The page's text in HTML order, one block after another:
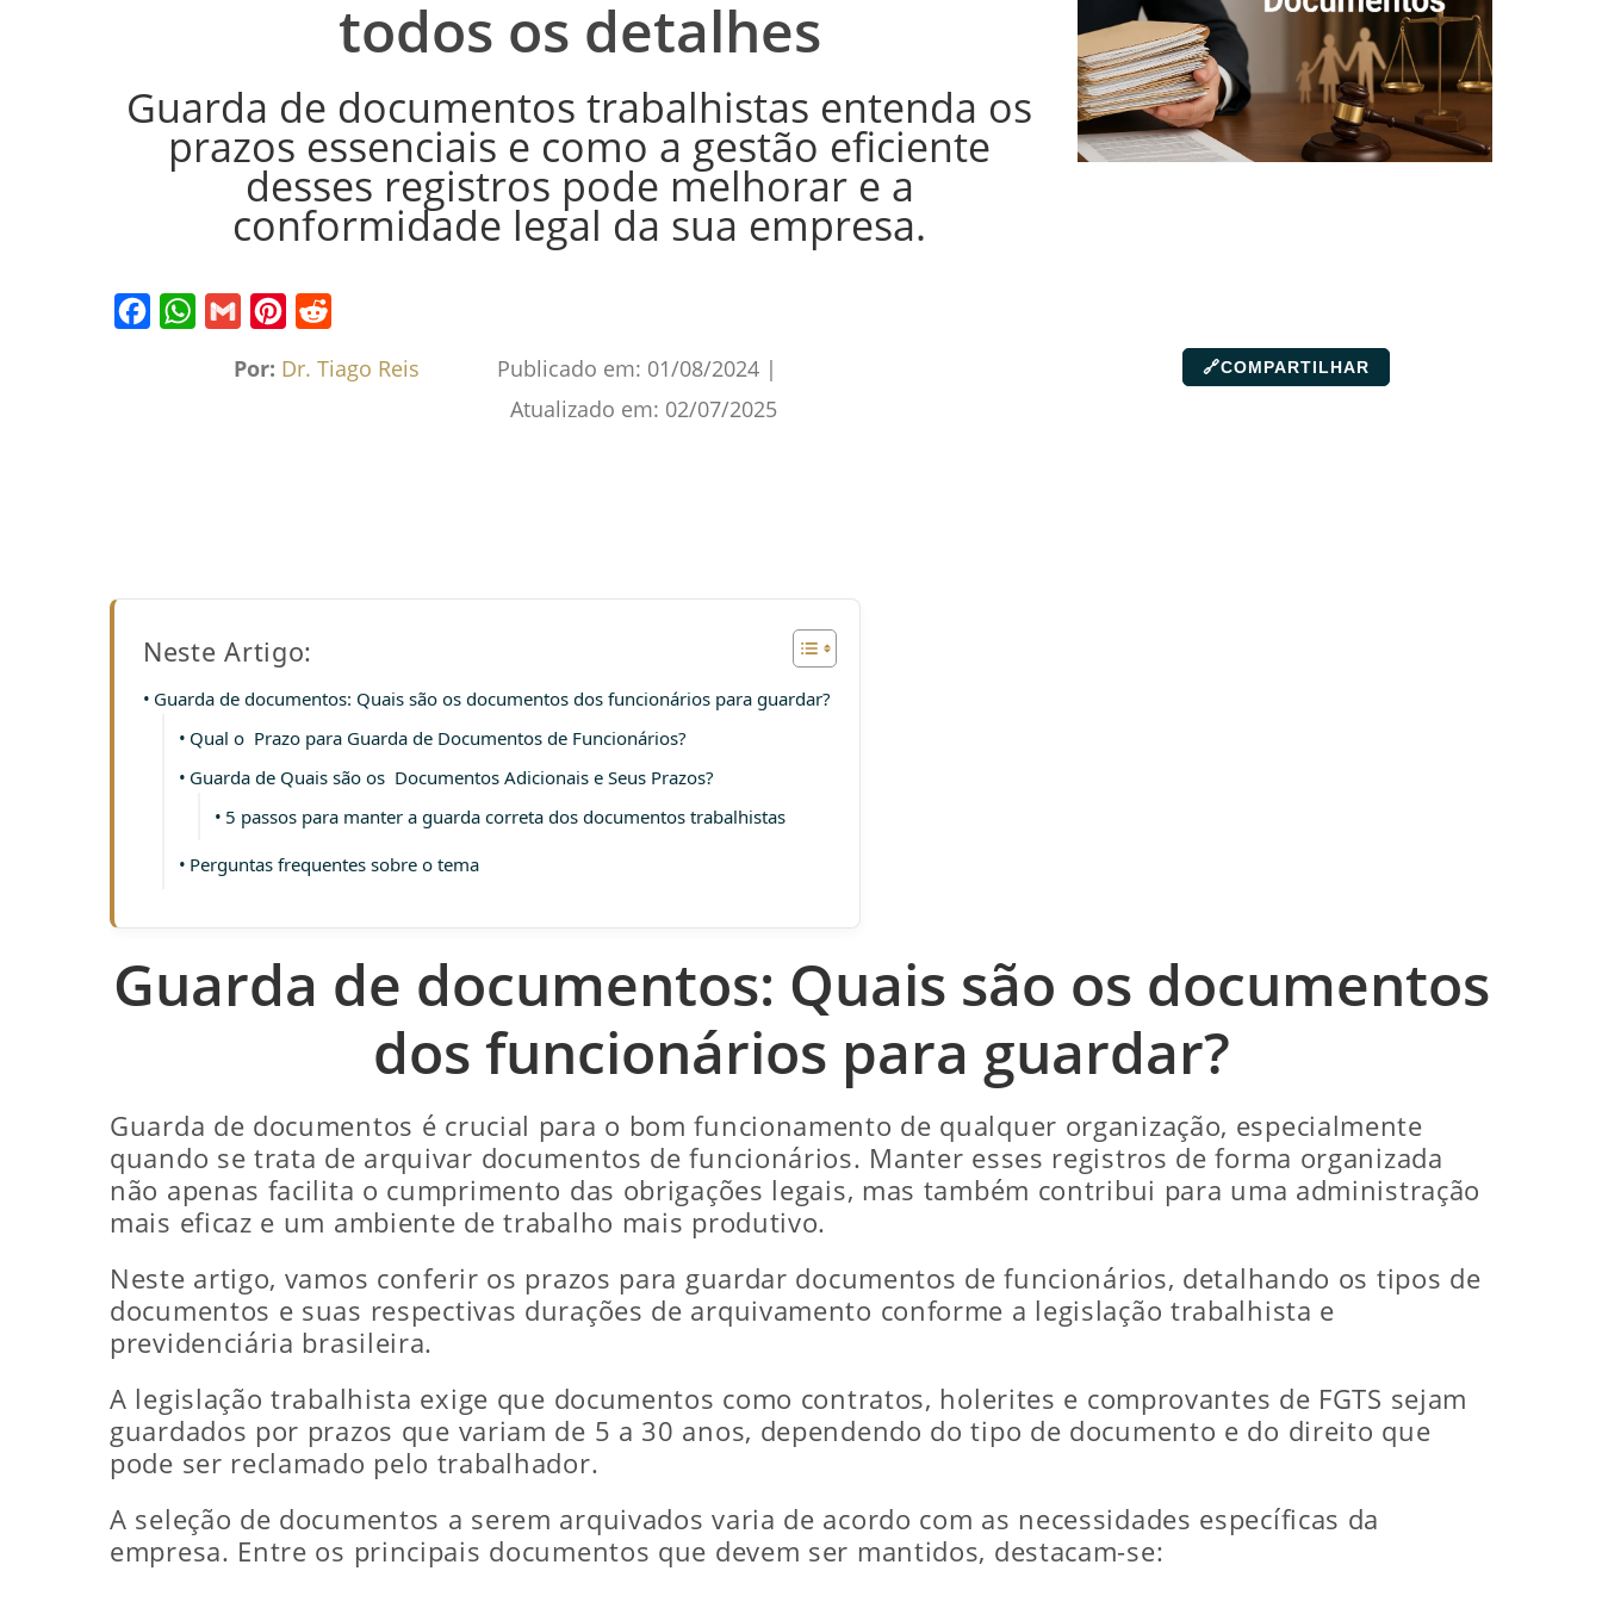
todos os detalhes
Guarda de documentos trabalhistas entenda os
prazos essenciais e como a gestão eficiente
desses registros pode melhorar e a
conformidade legal da sua empresa.
Por: Dr. Tiago Reis Publicado em: 01/08/2024 |
Atualizado em: 02/07/2025
🔗COMPARTILHAR
Neste Artigo:
Guarda de documentos: Quais são os documentos dos funcionários para guardar?
Qual o Prazo para Guarda de Documentos de Funcionários?
Guarda de Quais são os Documentos Adicionais e Seus Prazos?
5 passos para manter a guarda correta dos documentos trabalhistas
Perguntas frequentes sobre o tema
Guarda de documentos: Quais são os documentos
dos funcionários para guardar?
Guarda de documentos é crucial para o bom funcionamento de qualquer organização, especialmente
quando se trata de arquivar documentos de funcionários. Manter esses registros de forma organizada
não apenas facilita o cumprimento das obrigações legais, mas também contribui para uma administração
mais eficaz e um ambiente de trabalho mais produtivo.
Neste artigo, vamos conferir os prazos para guardar documentos de funcionários, detalhando os tipos de
documentos e suas respectivas durações de arquivamento conforme a legislação trabalhista e
previdenciária brasileira.
A legislação trabalhista exige que documentos como contratos, holerites e comprovantes de FGTS sejam
guardados por prazos que variam de 5 a 30 anos, dependendo do tipo de documento e do direito que
pode ser reclamado pelo trabalhador.
A seleção de documentos a serem arquivados varia de acordo com as necessidades específicas da
empresa. Entre os principais documentos que devem ser mantidos, destacam-se: